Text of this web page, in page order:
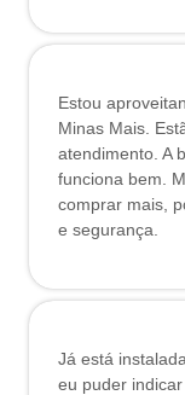
Estou
Minas Mais.
atendimento. A
funciona bem.
comprar mais,
e segurança.
Já está
eu puder